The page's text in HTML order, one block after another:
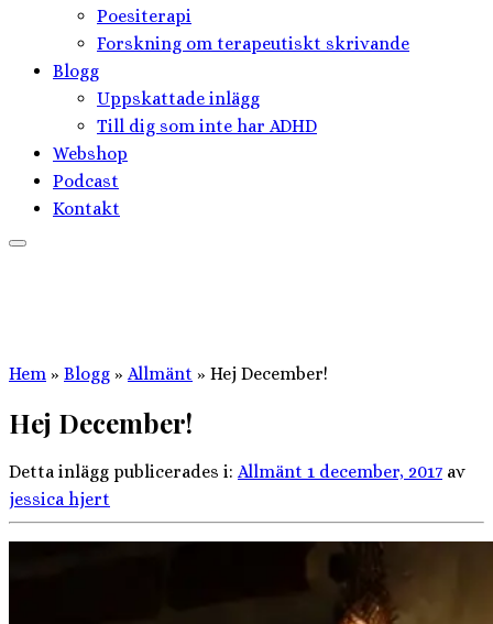
Poesiterapi
Forskning om terapeutiskt skrivande
Blogg
Uppskattade inlägg
Till dig som inte har ADHD
Webshop
Podcast
Kontakt
Hem » Blogg » Allmänt » Hej December!
Hej December!
Detta inlägg publicerades i:Allmänt 1 december, 2017 av
jessica hjert